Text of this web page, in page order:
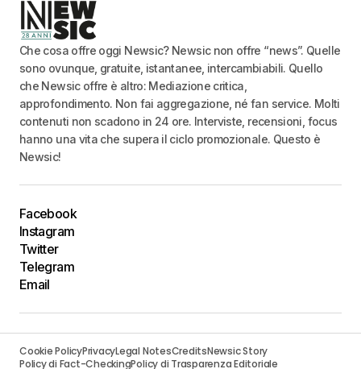
Che cosa offre oggi Newsic? Newsic non offre “news”. Quelle
sono ovunque, gratuite, istantanee, intercambiabili. Quello
che Newsic offre è altro: Mediazione critica,
approfondimento. Non fai aggregazione, né fan service. Molti
contenuti non scadono in 24 ore. Interviste, recensioni, focus
hanno una vita che supera il ciclo promozionale. Questo è
Newsic!
Facebook
Instagram
Twitter
Telegram
Email
Cookie PolicyPrivacyLegal NotesCreditsNewsic Story
Policy di Fact-CheckingPolicy di Trasparenza Editoriale